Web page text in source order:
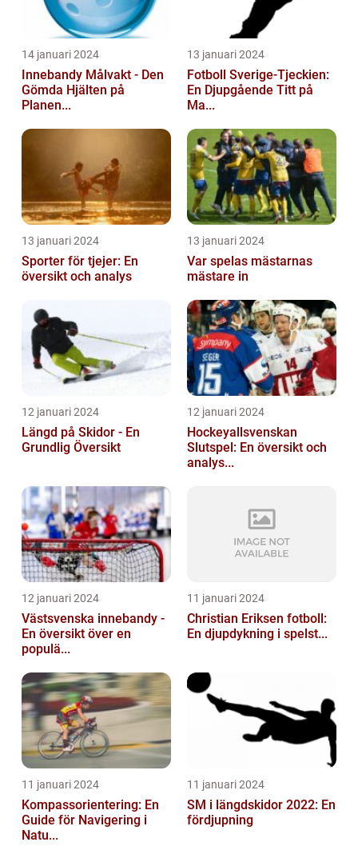
14 januari 2024
Innebandy Målvakt - Den
Gömda Hjälten på
Planen...
13 januari 2024
Fotboll Sverige-Tjeckien:
En Djupgående Titt på
Ma...
13 januari 2024
Sporter för tjejer: En
översikt och analys
13 januari 2024
Var spelas mästarnas
mästare in
12 januari 2024
Längd på Skidor - En
Grundlig Översikt
12 januari 2024
Hockeyallsvenskan
Slutspel: En översikt och
analys...
12 januari 2024
Västsvenska innebandy -
En översikt över en
populä...
11 januari 2024
Christian Eriksen fotboll:
En djupdykning i spelst...
11 januari 2024
Kompassorientering: En
Guide för Navigering i
Natu...
11 januari 2024
SM i längdskidor 2022: En
fördjupning